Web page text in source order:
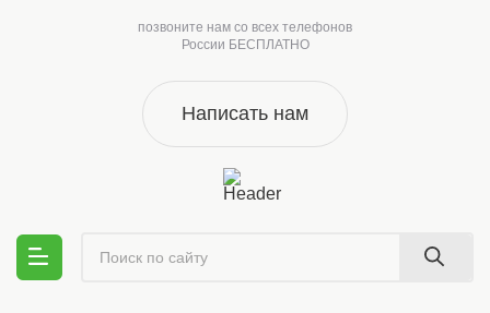
позвоните нам со всех телефонов
России БЕСПЛАТНО
Написать нам